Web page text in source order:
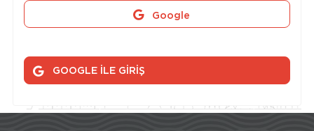
Google
GOOGLE İLE GİRİŞ